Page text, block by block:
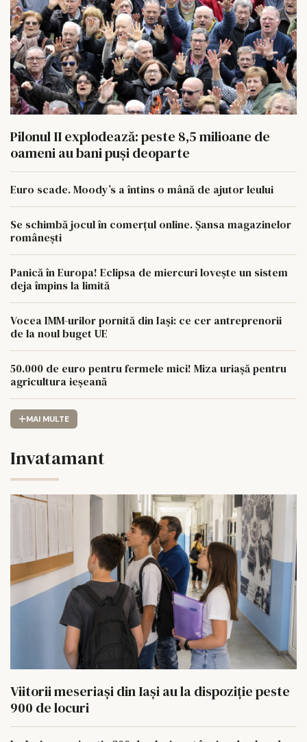
Pilonul II explodează: peste 8,5 milioane de
oameni au bani puși deoparte
Euro scade. Moody’s a întins o mână de ajutor leului
Se schimbă jocul în comerțul online. Șansa magazinelor
românești
Panică în Europa! Eclipsa de miercuri lovește un sistem
deja împins la limită
Vocea IMM-urilor pornită din Iași: ce cer antreprenorii
de la noul buget UE
50.000 de euro pentru fermele mici! Miza uriașă pentru
agricultura ieșeană
MAI MULTE
Invatamant
Viitorii meseriași din Iași au la dispoziție peste
900 de locuri